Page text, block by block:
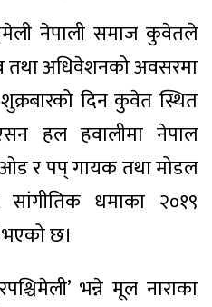
नेपाली समाज कुवेतले
तथा अधिवेशनको अवसरमा
दिन कुवेत स्थित
हल हवालीमा नेपाल
र पप् गायक तथा मोडल
धमाका २०१९
छ।
भन्ने मूल नाराका